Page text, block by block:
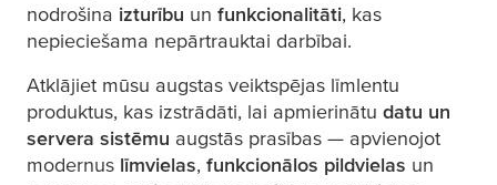
nodrošina izturību un funkcionalitāti, kas
nepieciešama nepārtrauktai darbībai.
Atklājiet mūsu augstas veiktspējas līmlentu
produktus, kas izstrādāti, lai apmierinātu datu un
servera sistēmu augstās prasības — apvienojot
modernus līmvielas, funkcionālos pildvielas un